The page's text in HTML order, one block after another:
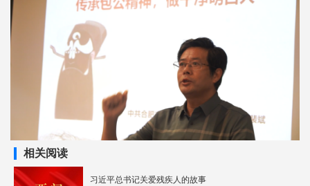
相关阅读
习近平总书记关爱残疾人的故事